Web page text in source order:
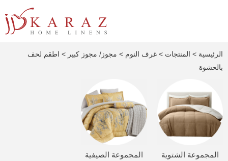
الرئيسية > المنتجات > غرف النوم > مجوز/ مجوز كبير > اطقم لحف
بالحشوة
المجموعة الشتوية المجموعة الصيفية